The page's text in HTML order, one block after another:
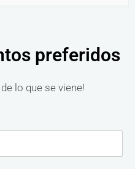
preferidos
lo que se viene!